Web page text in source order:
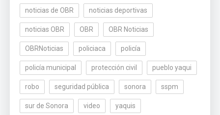
noticias de OBR noticias deportivas
noticias OBR OBR OBR Noticias
OBRNoticias policiaca policía
policía municipal protección civil pueblo yaqui
robo seguridad pública sonora sspm
sur de Sonora video yaquis